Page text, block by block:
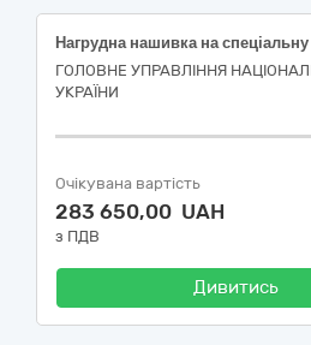
ГОЛОВНЕ УПРАВЛІННЯ
УКРАЇНИ
Очікувана вартість
283 650,00 UAH
з ПДВ
Дивитись